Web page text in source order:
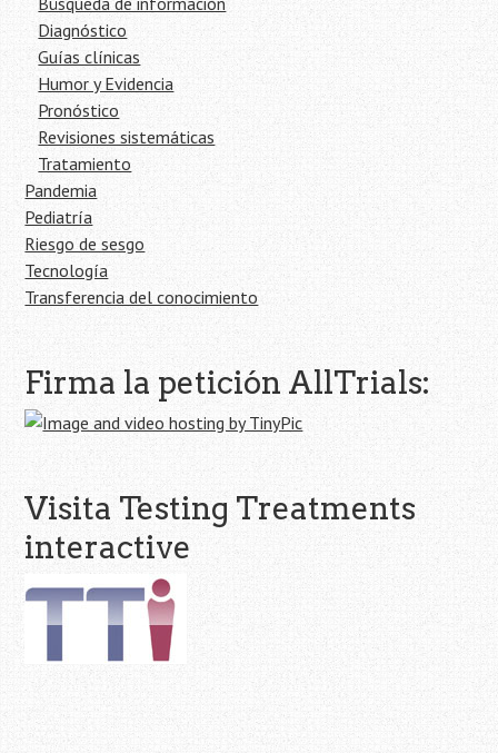
Diagnóstico
Guías clínicas
Humor y Evidencia
Pronóstico
Revisiones sistemáticas
Tratamiento
Pandemia
Pediatría
Riesgo de sesgo
Tecnología
Transferencia del conocimiento
Firma la petición AllTrials:
Visita Testing Treatments
interactive